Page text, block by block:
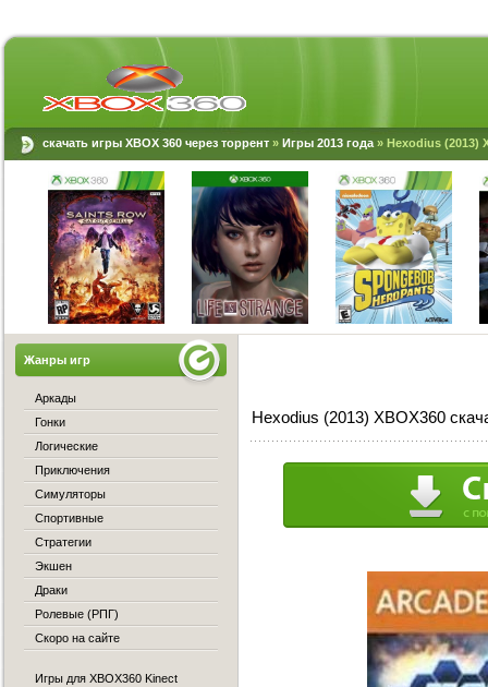
скачать игры XBOX 360 через торрент » Игры 2013 года » Hexodius (2013)
Hexodius (2013) XBOX360
Жанры игр
Аркады
Гонки
Логические
Приключения
Симуляторы
Спортивные
Стратегии
Экшен
Драки
Ролевые (РПГ)
Скоро на сайте
Игры для XBOX360 Kinect